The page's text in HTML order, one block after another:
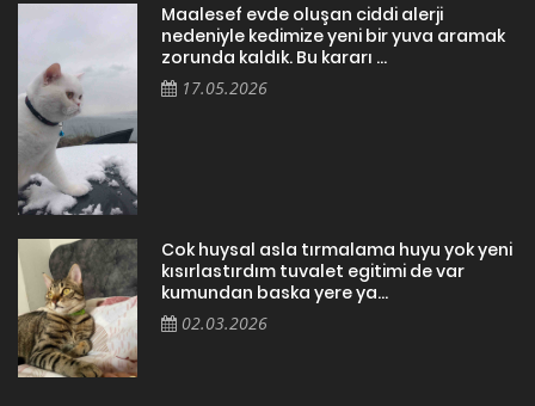
Maalesef evde oluşan ciddi alerji
nedeniyle kedimize yeni bir yuva aramak
zorunda kaldık. Bu kararı ...
17.05.2026
Cok huysal asla tırmalama huyu yok yeni
kısırlastırdım tuvalet egitimi de var
kumundan baska yere ya...
02.03.2026